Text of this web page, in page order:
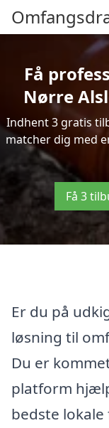
Få
Nørre
Indhent 3 gratis
matcher dig med
Få 3
Er du på
løsning til
Du er
platform
bedste